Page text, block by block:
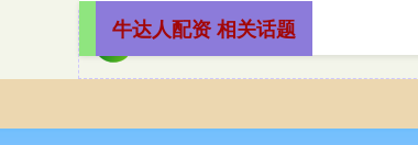
牛达人配资 相关话题